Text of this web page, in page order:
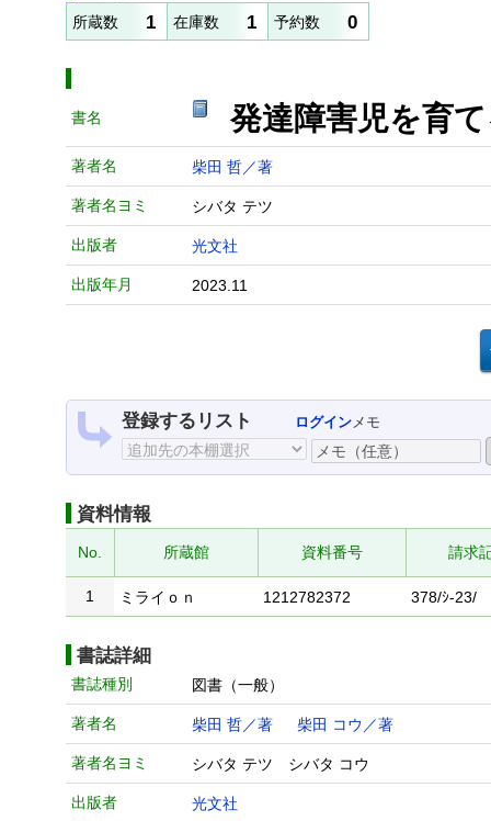
所蔵数 1 在庫数 1 予約数 0
書名 発達障害児を育
著者名 柴田 哲／著
著者名ヨミ シバタ テツ
出版者 光文社
出版年月 2023.11
登録するリスト ログインメモ
資料情報
No. 所蔵館 資料番号 請求
1 ミライｏｎ 1212782372 378/ｼ-23/
書誌詳細
書誌種別 図書（一般）
著者名 柴田 哲／著 柴田 コウ／著
著者名ヨミ シバタ テツ シバタ コウ
出版者 光文社